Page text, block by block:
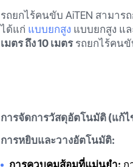
รถยกไร้คนขับ AiTEN สามา
ได้แก่ แบบยกสูง แบบยกสูง แล
เมตร ถึง 10 เมตรรถยกไร้คนขั
การจัดการวัสดุอัตโนมัติ (แก้
การหยิบและวางอัตโนมัติ:
การควบคุมส้อมที่แม่นยำ: ก